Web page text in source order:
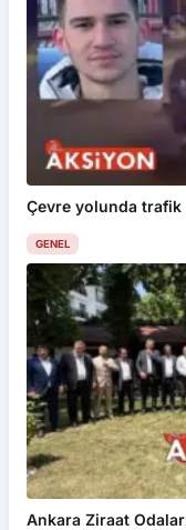
Çevre yolunda trafik
GENEL
Ankara Ziraat